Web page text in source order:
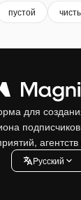
пустой
для
Pусский